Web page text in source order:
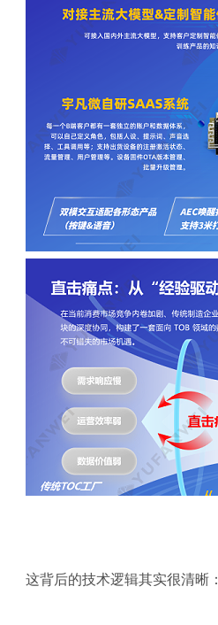
这背后的技术逻辑其实很清晰：